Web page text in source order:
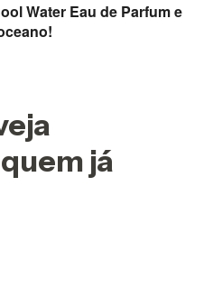
Water Eau de Parfum e
já